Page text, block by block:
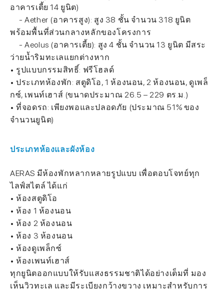
อาคารเตี้ย 14 ยูนิต)
- Aether (อาคารสูง): สูง 38 ชั้น จำนวน 318 ยูนิต
พร้อมพื้นที่ส่วนกลางหลักของโครงการ
- Aeolus (อาคารเตี้ย): สูง 4 ชั้น จำนวน 13 ยูนิต มีสระ
ว่ายน้ำริมทะเลแยกต่างหาก
• รูปแบบกรรมสิทธิ์: ฟรีโฮลด์
• ประเภทห้องพัก: สตูดิโอ, 1 ห้องนอน, 2 ห้องนอน, ดูเพล็
กซ์, เพนท์เฮาส์ (ขนาดประมาณ 26.5 – 229 ตร.ม.)
• ที่จอดรถ: เพียงพอและปลอดภัย (ประมาณ 51% ของ
จำนวนยูนิต)
ประเภทห้องและผังห้อง
AERAS มีห้องพักหลากหลายรูปแบบ เพื่อตอบโจทย์ทุก
ไลฟ์สไตล์ ได้แก่
• ห้องสตูดิโอ
• ห้อง 1 ห้องนอน
• ห้อง 2 ห้องนอน
• ห้อง 3 ห้องนอน
• ห้องดูเพล็กซ์
• ห้องเพนท์เฮาส์
ทุกยูนิตออกแบบให้รับแสงธรรมชาติได้อย่างเต็มที่ มอง
เห็นวิวทะเล และมีระเบียงกว้างขวาง เหมาะสำหรับการ